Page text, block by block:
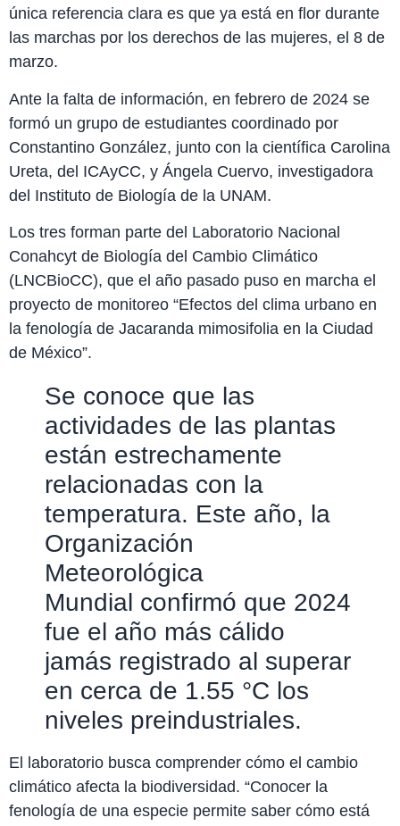
única referencia clara es que ya está en flor durante
las marchas por los derechos de las mujeres, el 8 de
marzo.
Ante la falta de información, en febrero de 2024 se
formó un grupo de estudiantes coordinado por
Constantino González, junto con la científica Carolina
Ureta, del ICAyCC, y Ángela Cuervo, investigadora
del Instituto de Biología de la UNAM.
Los tres forman parte del Laboratorio Nacional
Conahcyt de Biología del Cambio Climático
(LNCBioCC), que el año pasado puso en marcha el
proyecto de monitoreo “Efectos del clima urbano en
la fenología de Jacaranda mimosifolia en la Ciudad
de México”.
Se conoce que las
actividades de las plantas
están estrechamente
relacionadas con la
temperatura. Este año, la
Organización
Meteorológica
Mundial confirmó que 2024
fue el año más cálido
jamás registrado al superar
en cerca de 1.55 °C los
niveles preindustriales.
El laboratorio busca comprender cómo el cambio
climático afecta la biodiversidad. “Conocer la
fenología de una especie permite saber cómo está